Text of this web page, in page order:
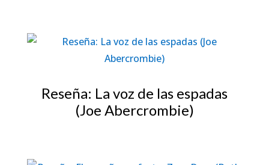
Reseña: La voz de las espadas
(Joe Abercrombie)